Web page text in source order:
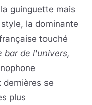
guinguette mais
la dominante
touché
bar de l'univers,
dernières se
plus